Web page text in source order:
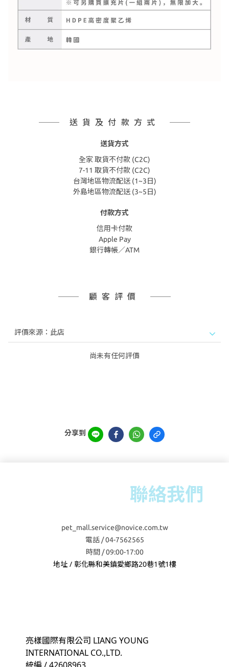
送貨及付款方式
送貨方式
全家 取貨不付款 (C2C)
7-11 取貨不付款 (C2C)
台灣地區物流配送 (1~3日)
外島地區物流配送 (3~5日)
付款方式
信用卡付款
Apple Pay
銀行轉帳／ATM
顧客評價
尚未有任何評價
分享到
聯絡我們
pet_mall.service@novice.com.tw
電話 / 04-7562565
時間 / 09:00-17:00
地址 / 彰化縣和美鎮愛鄉路20巷1號1樓
亮樣國際有限公司 LIANG YOUNG
INTERNATIONAL CO.,LTD.
統編 / 42608963